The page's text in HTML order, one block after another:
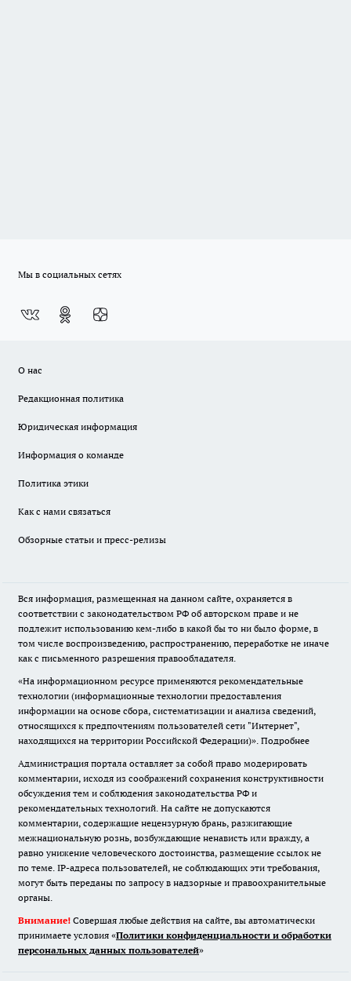
Мы в социальных сетях
О нас
Редакционная политика
Юридическая информация
Информация о команде
Политика этики
Как с нами связаться
Обзорные статьи и пресс-релизы
Вся информация, размещенная на данном сайте, охраняется в
соответствии с законодательством РФ об авторском праве и не
подлежит использованию кем-либо в какой бы то ни было форме, в
том числе воспроизведению, распространению, переработке не иначе
как с письменного разрешения правообладателя.
«На информационном ресурсе применяются рекомендательные
технологии (информационные технологии предоставления
информации на основе сбора, систематизации и анализа сведений,
относящихся к предпочтениям пользователей сети "Интернет",
находящихся на территории Российской Федерации)». Подробнее
Администрация портала оставляет за собой право модерировать
комментарии, исходя из соображений сохранения конструктивности
обсуждения тем и соблюдения законодательства РФ и
рекомендательных технологий. На сайте не допускаются
комментарии, содержащие нецензурную брань, разжигающие
межнациональную рознь, возбуждающие ненависть или вражду, а
равно унижение человеческого достоинства, размещение ссылок не
по теме. IP-адреса пользователей, не соблюдающих эти требования,
могут быть переданы по запросу в надзорные и правоохранительные
органы.
Внимание! Совершая любые действия на сайте, вы автоматически
принимаете условия «Политики конфиденциальности и обработки
персональных данных пользователей»